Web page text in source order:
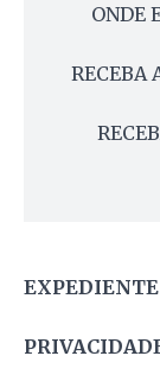
ONDE
RECEBA
EXPEDIENTE